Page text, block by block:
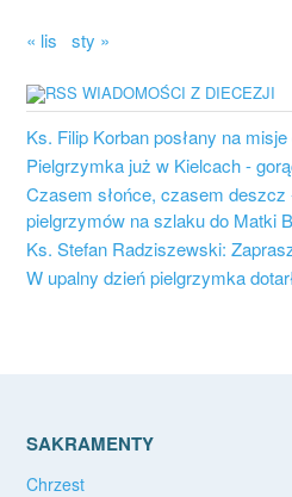
« lis sty »
WIADOMOŚCI Z DIECEZJI
Ks. Filip Korban posłany na
Pielgrzymka już w Kielcach -
Czasem słońce, czasem
pielgrzymów na szlaku do Matki
Ks. Stefan Radziszewski:
W upalny dzień pielgrzymka
SAKRAMENTY
Chrzest